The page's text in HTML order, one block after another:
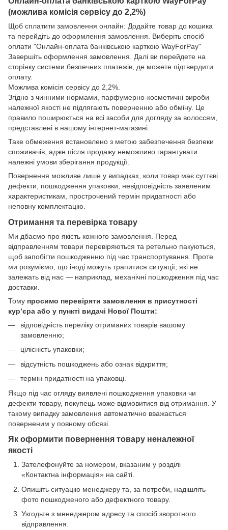
(можлива комісія сервісу до 2,2%)
Щоб сплатити замовлення онлайн: Додайте товар до кошика
та перейдіть до оформлення замовлення. Виберіть спосіб
оплати "Онлайн-оплата банківською карткою WayForPay"
Завершіть оформлення замовлення. Далі ви перейдете на
сторінку системи безпечних платежів, де можете підтвердити
оплату.
Можлива комісія сервісу до 2,2%.
Згідно з чинними нормами, парфумерно-косметичні вироби
належної якості не підлягають поверненню або обміну. Це
правило поширюється на всі засоби для догляду за волоссям,
представлені в нашому інтернет-магазині.
Таке обмеження встановлено з метою забезпечення безпеки
споживачів, адже після продажу неможливо гарантувати
належні умови зберігання продукції.
Повернення можливе лише у випадках, коли товар має суттєві
дефекти, пошкодження упаковки, невідповідність заявленим
характеристикам, прострочений термін придатності або
неповну комплектацію.
Отримання та перевірка товару
Ми дбаємо про якість кожного замовлення. Перед
відправленням товари перевіряються та ретельно пакуються,
щоб запобігти пошкодженню під час транспортування. Проте
ми розуміємо, що іноді можуть трапитися ситуації, які не
залежать від нас — наприклад, механічні пошкодження під час
доставки.
Тому просимо перевіряти замовлення в присутності
кур’єра або у пункті видачі Нової Пошти:
відповідність переліку отриманих товарів вашому
замовленню;
цілісність упаковки;
відсутність пошкоджень або ознак відкриття;
термін придатності на упаковці.
Якщо під час огляду виявлені пошкодження упаковки чи
дефекти товару, покупець може відмовитися від отримання. У
такому випадку замовлення автоматично вважається
поверненим у повному обсязі.
Як оформити повернення товару неналежної
якості
Зателефонуйте за номером, вказаним у розділі
«Контактна інформація» на сайті.
Опишіть ситуацію менеджеру та, за потреби, надішліть
фото пошкодженого або дефектного товару.
Узгодьте з менеджером адресу та спосіб зворотного
відправлення.